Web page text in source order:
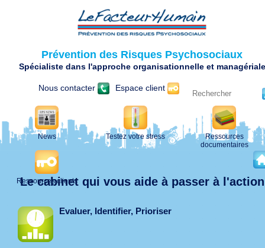
Prévention des Risques Psychosociaux
Spécialiste dans l'approche organisationnelle et managériale
Espace client
Nous contacter
News Testez votre stress
Ressources
documentaires
Ressources clients
Le cabinet qui vous aide à passer à l'action
Evaluer, Identifier, Prioriser